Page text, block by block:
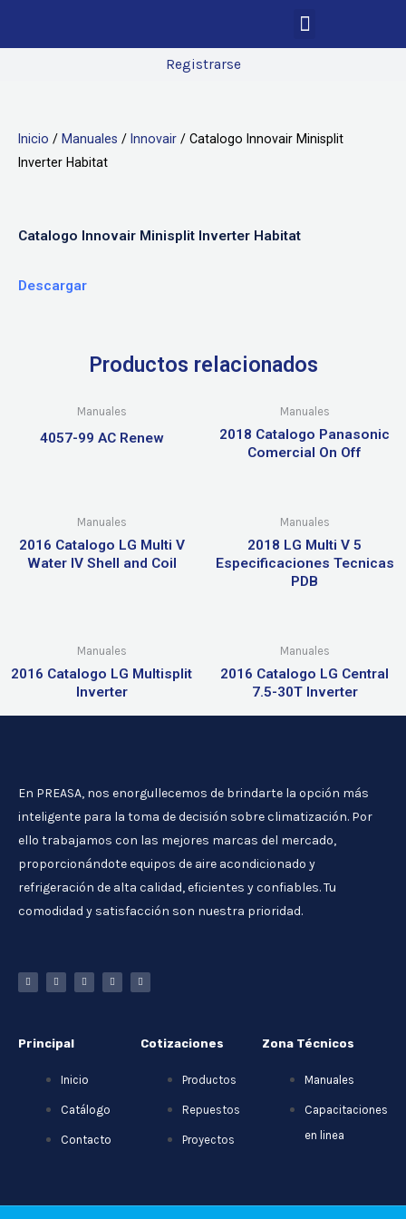
Registrarse
Inicio / Manuales / Innovair / Catalogo Innovair Minisplit
Inverter Habitat
Catalogo Innovair Minisplit Inverter Habitat
Descargar
Productos relacionados
Manuales
4057-99 AC Renew
Manuales
2018 Catalogo Panasonic
Comercial On Off
Manuales
2016 Catalogo LG Multi V
Water IV Shell and Coil
Manuales
2018 LG Multi V 5
Especificaciones Tecnicas
PDB
Manuales
2016 Catalogo LG Multisplit
Inverter
Manuales
2016 Catalogo LG Central
7.5-30T Inverter
En PREASA, nos enorgullecemos de brindarte la opción más
inteligente para la toma de decisión sobre climatización. Por
ello trabajamos con las mejores marcas del mercado,
proporcionándote equipos de aire acondicionado y
refrigeración de alta calidad, eficientes y confiables. Tu
comodidad y satisfacción son nuestra prioridad.
Principal
Inicio
Catálogo
Contacto
Cotizaciones
Productos
Repuestos
Proyectos
Zona Técnicos
Manuales
Capacitaciones
en linea